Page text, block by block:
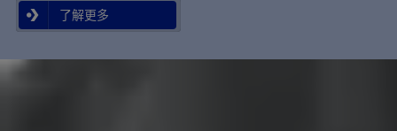
了解更多
了解更多